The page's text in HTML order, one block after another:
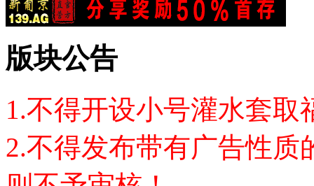
版块公告
1.不得开设小号灌水套
2.不得发布带有广告性质